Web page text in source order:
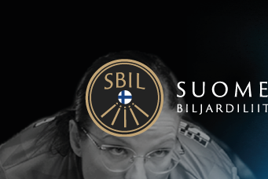
Suomen Biljardiliitto ry